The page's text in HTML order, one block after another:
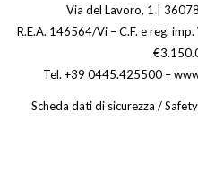
Via del Lavoro, 1 |
R.E.A. 146564/Vi – C.F. e reg.
Tel. +39 0445.425500 –
Scheda dati di sicurezza /